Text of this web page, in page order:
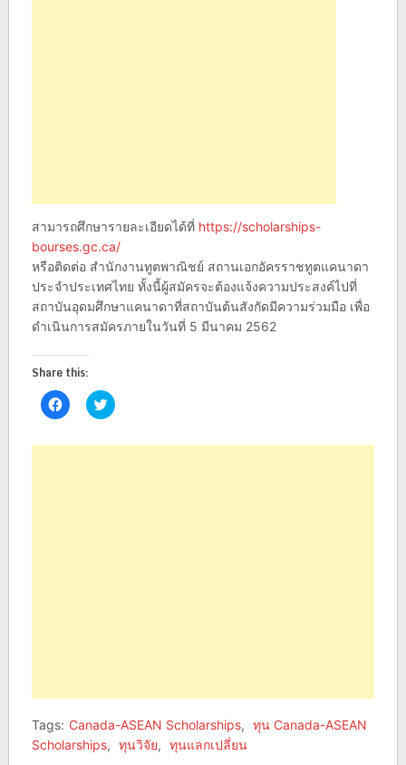
สามารถศึกษารายละเอียดได้ที่ https://scholarships-
bourses.gc.ca/
หรือติดต่อ สำนักงานทูตพาณิชย์ สถานเอกอัครราชทูตแคนาดา
ประจำประเทศไทย ทั้งนี้ผู้สมัครจะต้องแจ้งความประสงค์ไปที่
สถาบันอุดมศึกษาแคนาดาที่สถาบันต้นสังกัดมีความร่วมมือ เพื่อ
ดำเนินการสมัครภายในวันที่ 5 มีนาคม 2562
Share this:
Click
to
Facebook
Click
to
Twitter
Tags: Canada-ASEAN Scholarships, ทุน Canada-ASEAN
Scholarships, ทุนวิจัย, ทุนแลกเปลี่ยน